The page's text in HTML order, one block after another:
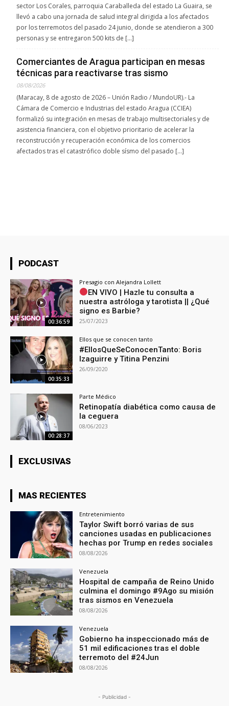
sector Los Corales, parroquia Caraballeda del estado La Guaira, se
llevó a cabo una jornada de salud integral dirigida a los afectados
por los terremotos del pasado 24 junio, donde se atendieron a 300
personas y se entregaron 500 kits de […]
Comerciantes de Aragua participan en mesas
técnicas para reactivarse tras sismo
08/08/2026
(Maracay, 8 de agosto de 2026 – Unión Radio / MundoUR).- La
Cámara de Comercio e Industrias del estado Aragua (CCIEA)
formalizó su integración en mesas de trabajo multisectoriales y de
asistencia financiera, con el objetivo prioritario de acelerar la
reconstrucción y recuperación económica de los comercios
afectados tras el catastrófico doble sísmo del pasado […]
PODCAST
00:36:59
Presagio con Alejandra Lollett
EN VIVO | Hazle tu consulta a
nuestra astróloga y tarotista || ¿Qué
signo es Barbie?
25/07/2023
00:35:33
Ellos que se conocen tanto
#EllosQueSeConocenTanto: Boris
Izaguirre y Titina Penzini
26/09/2020
00:28:37
Parte Médico
Retinopatía diabética como causa de
la ceguera
08/06/2023
EXCLUSIVAS
MAS RECIENTES
Entretenimiento
Taylor Swift borró varias de sus
canciones usadas en publicaciones
hechas por Trump en redes sociales
08/08/2026
Venezuela
Hospital de campaña de Reino Unido
culmina el domingo #9Ago su misión
tras sismos en Venezuela
08/08/2026
Venezuela
Gobierno ha inspeccionado más de
51 mil edificaciones tras el doble
terremoto del #24Jun
08/08/2026
- Publicidad -